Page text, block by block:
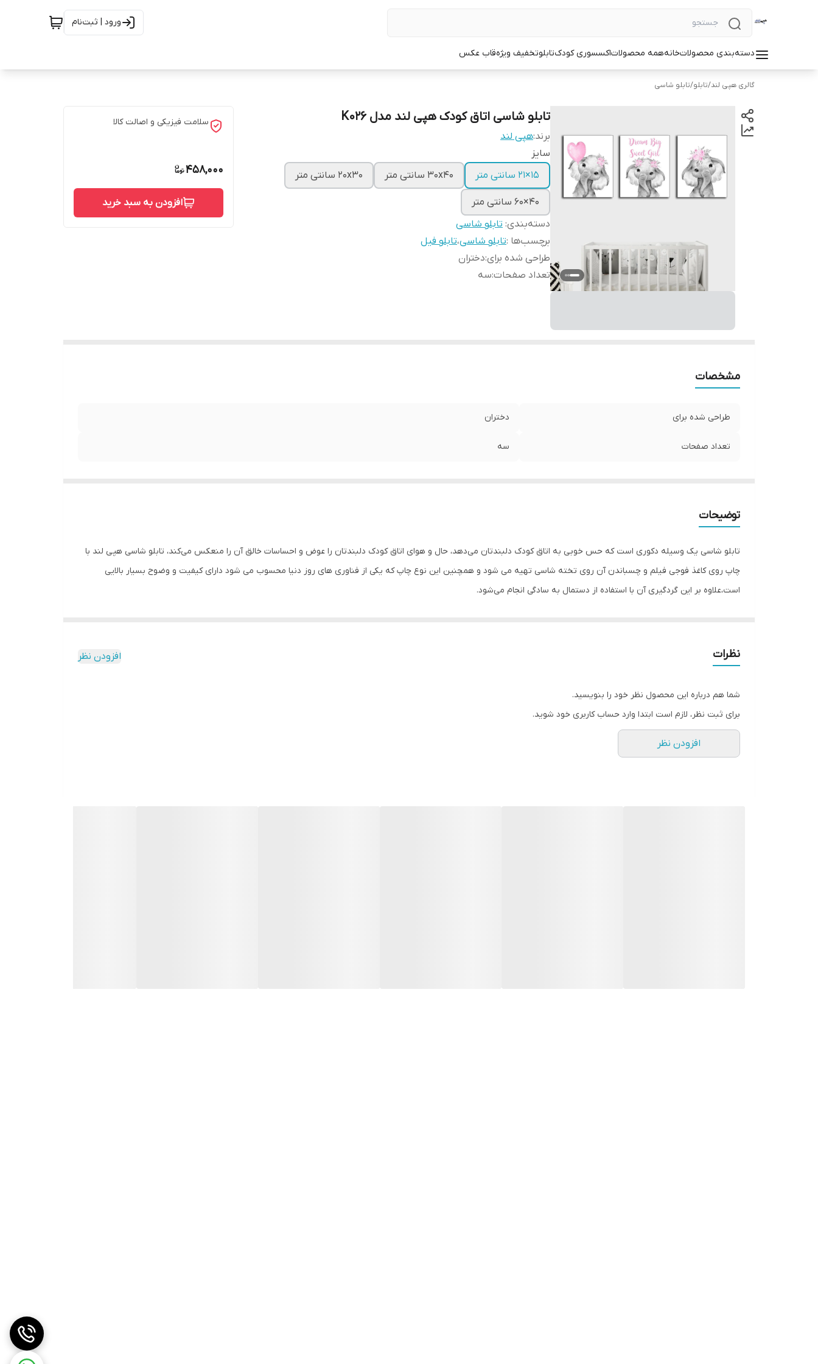
ورود | ثبت‌نام
دسته‌بندی محصولاتخانههمه محصولاتاکسسوری کودکتابلوتخفیف ویژهقاب عکس
گالری هپی لند/تابلو/تابلو شاسی
تابلو شاسی اتاق کودک هپی لند مدل K026
برند:هپی لند
سایز
15×21 سانتی متر
30x40 سانتی متر 20x30 سانتی متر
40×60 سانتی متر
دسته‌بندی: تابلو شاسی
برچسب‌ها :تابلو شاسی،تابلو فیل
طراحی شده برای:دختران
تعداد صفحات:سه
سلامت فیزیکی و اصالت کالا
458,000
افزودن به سبد خرید
مشخصات
طراحی شده برای دختران
تعداد صفحات سه
توضیحات
تابلو شاسی یک وسیله دکوری است که حس خوبی به اتاق کودک دلبندتان می‌دهد، حال و هوای اتاق کودک دلبندتان را عوض و احساسات خالق آن را منعکس می‌کند، تابلو شاسی هپی لند با
چاپ روی کاغذ فوجی فیلم و چسباندن آن روی تخته شاسی تهیه می شود و همچنین این نوع چاپ که یکی از فناوری های روز دنیا محسوب می شود دارای کیفیت و وضوح بسیار بالایی
است،علاوه بر این گردگیری آن با استفاده از دستمال به سادگی انجام می‌شود.
نظرات افزودن نظر
شما هم درباره این محصول نظر خود را بنویسید.
برای ثبت نظر، لازم است ابتدا وارد حساب کاربری خود شوید.
افزودن نظر